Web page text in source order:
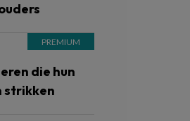
die hun
strikken